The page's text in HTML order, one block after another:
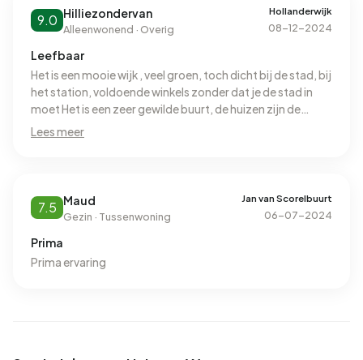
9.0 Hilliezondervan
Alleenwonend · Overig
Hollanderwijk
08-12-2024
Leefbaar
Het is een mooie wijk , veel groen, toch dicht bij de stad, bij
het station, voldoende winkels zonder dat je de stad in
moet Het is een zeer gewilde buurt, de huizen zijn de
laatste jaren toekomst bestendig gemaakt Ik woon hier al
Lees meer
7.5 Maud
Gezin · Tussenwoning
Jan van Scorelbuurt
06-07-2024
Prima
Prima ervaring